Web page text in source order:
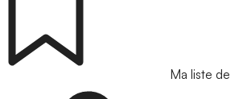
Ma liste de